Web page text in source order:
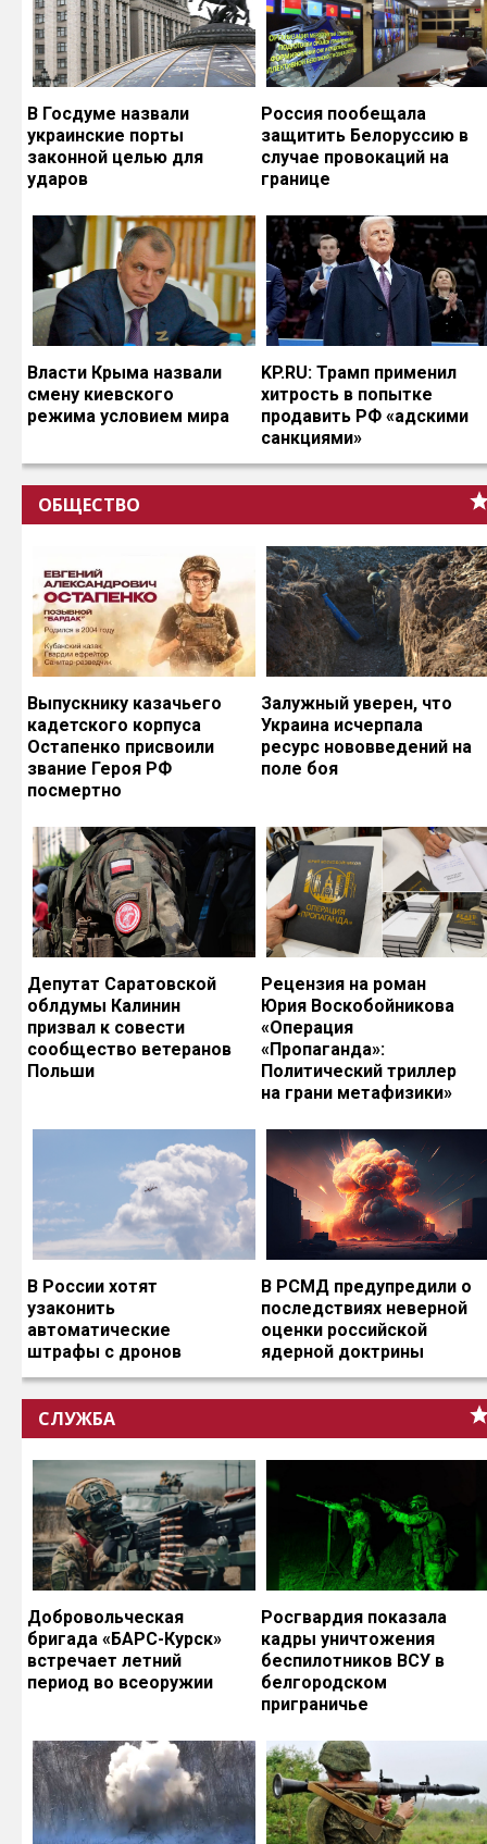
В Госдуме назвали
украинские порты
законной целью для
ударов
Россия пообещала
защитить Белоруссию в
случае провокаций на
границе
Власти Крыма назвали
смену киевского
режима условием мира
KP.RU: Трамп применил
хитрость в попытке
продавить РФ «адскими
санкциями»
ОБЩЕСТВО
Выпускнику казачьего
кадетского корпуса
Остапенко присвоили
звание Героя РФ
посмертно
Залужный уверен, что
Украина исчерпала
ресурс нововведений на
поле боя
Депутат Саратовской
облдумы Калинин
призвал к совести
сообщество ветеранов
Польши
Рецензия на роман
Юрия Воскобойникова
«Операция
«Пропаганда»:
Политический триллер
на грани метафизики»
В России хотят
узаконить
автоматические
штрафы с дронов
В РСМД предупредили о
последствиях неверной
оценки российской
ядерной доктрины
СЛУЖБА
Добровольческая
бригада «БАРС-Курск»
встречает летний
период во всеоружии
Росгвардия показала
кадры уничтожения
беспилотников ВСУ в
белгородском
приграничье